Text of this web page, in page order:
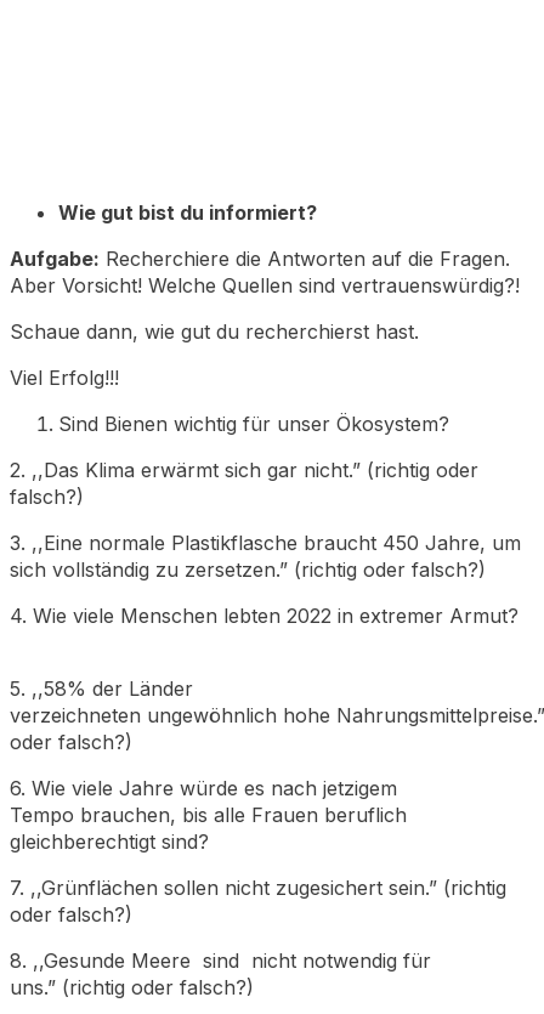
Wie gut bist du informiert?
Aufgabe: Recherchiere die Antworten auf die Fragen.
Aber Vorsicht! Welche Quellen sind vertrauenswürdig?!
Schaue dann, wie gut du recherchierst hast.
Viel Erfolg!!!
Sind Bienen wichtig für unser Ökosystem?
2. ,,Das Klima erwärmt sich gar nicht.” (richtig oder
falsch?)
3. ,,Eine normale Plastikflasche braucht 450 Jahre, um
sich vollständig zu zersetzen.” (richtig oder falsch?)
4. Wie viele Menschen lebten 2022 in extremer Armut?
5. ,,58% der Länder
verzeichneten ungewöhnlich hohe
oder falsch?)
6. Wie viele Jahre würde es nach jetzigem
Tempo brauchen, bis alle Frauen beruflich
gleichberechtigt sind?
7. ,,Grünflächen sollen nicht zugesichert sein.” (richtig
oder falsch?)
8. ,,Gesunde Meere sind nicht notwendig für
uns.” (richtig oder falsch?)